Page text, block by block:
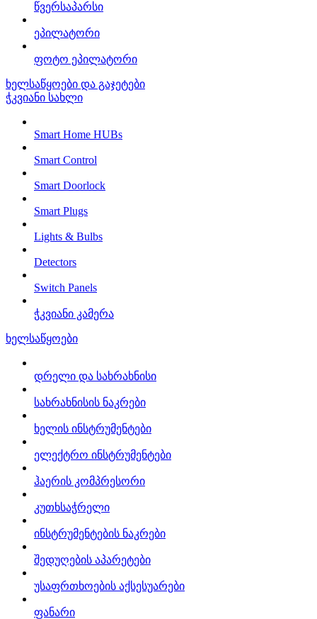
წვერსაპარსი
ეპილატორი
ფოტო ეპილატორი
ხელსაწყოები და გაჯეტები
ჭკვიანი სახლი
Smart Home HUBs
Smart Control
Smart Doorlock
Smart Plugs
Lights & Bulbs
Detectors
Switch Panels
ჭკვიანი კამერა
ხელსაწყოები
დრელი და სახრახნისი
სახრახნისის ნაკრები
ხელის ინსტრუმენტები
ელექტრო ინსტრუმენტები
ჰაერის კომპრესორი
კუთხსაჭრელი
ინსტრუმენტების ნაკრები
შედუღების აპარეტები
უსაფრთხოების აქსესუარები
ფანარი